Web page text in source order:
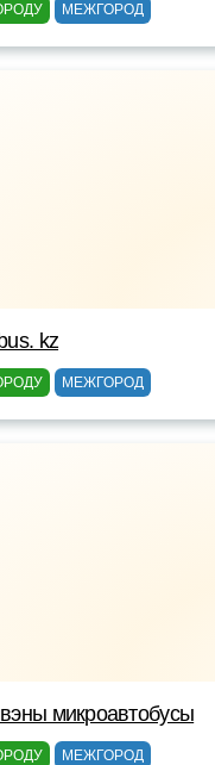
МЕЖГОРОД
kz
МЕЖГОРОД
микроавтобусы
МЕЖГОРОД